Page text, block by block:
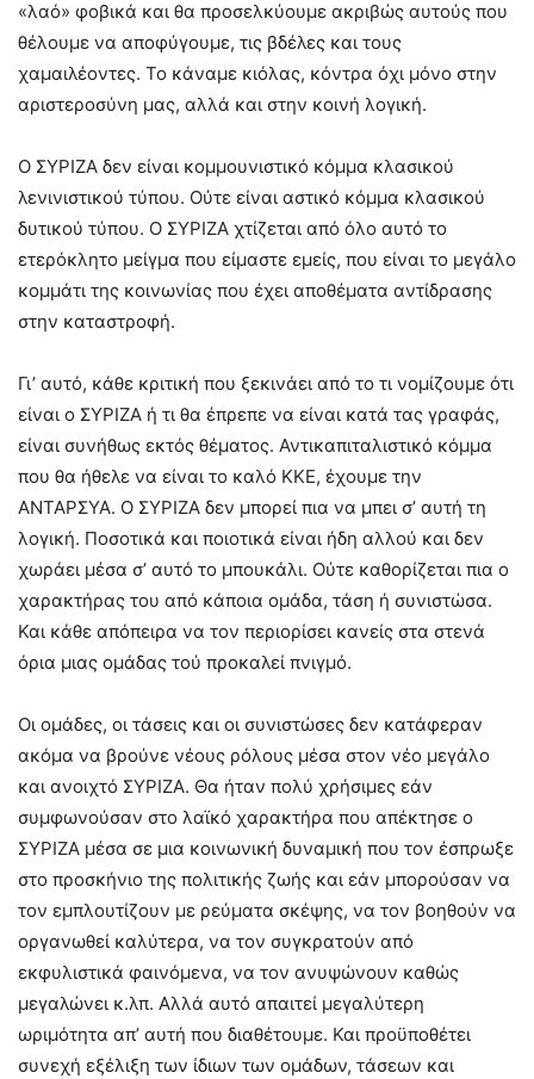
«λαό» φοβικά και θα προσελκύουμε ακριβώς αυτούς που
θέλουμε να αποφύγουμε, τις βδέλες και τους
χαμαιλέοντες. Το κάναμε κιόλας, κόντρα όχι μόνο στην
αριστεροσύνη μας, αλλά και στην κοινή λογική.
Ο ΣΥΡΙΖΑ δεν είναι κομμουνιστικό κόμμα κλασικού
λενινιστικού τύπου. Ούτε είναι αστικό κόμμα κλασικού
δυτικού τύπου. Ο ΣΥΡΙΖΑ χτίζεται από όλο αυτό το
ετερόκλητο μείγμα που είμαστε εμείς, που είναι το μεγάλο
κομμάτι της κοινωνίας που έχει αποθέματα αντίδρασης
στην καταστροφή.
Γι’ αυτό, κάθε κριτική που ξεκινάει από το τι νομίζουμε ότι
είναι ο ΣΥΡΙΖΑ ή τι θα έπρεπε να είναι κατά τας γραφάς,
είναι συνήθως εκτός θέματος. Αντικαπιταλιστικό κόμμα
που θα ήθελε να είναι το καλό ΚΚΕ, έχουμε την
ΑΝΤΑΡΣΥΑ. Ο ΣΥΡΙΖΑ δεν μπορεί πια να μπει σ’ αυτή τη
λογική. Ποσοτικά και ποιοτικά είναι ήδη αλλού και δεν
χωράει μέσα σ’ αυτό το μπουκάλι. Ούτε καθορίζεται πια ο
χαρακτήρας του από κάποια ομάδα, τάση ή συνιστώσα.
Και κάθε απόπειρα να τον περιορίσει κανείς στα στενά
όρια μιας ομάδας τού προκαλεί πνιγμό.
Οι ομάδες, οι τάσεις και οι συνιστώσες δεν κατάφεραν
ακόμα να βρούνε νέους ρόλους μέσα στον νέο μεγάλο
και ανοιχτό ΣΥΡΙΖΑ. Θα ήταν πολύ χρήσιμες εάν
συμφωνούσαν στο λαϊκό χαρακτήρα που απέκτησε ο
ΣΥΡΙΖΑ μέσα σε μια κοινωνική δυναμική που τον έσπρωξε
στο προσκήνιο της πολιτικής ζωής και εάν μπορούσαν να
τον εμπλουτίζουν με ρεύματα σκέψης, να τον βοηθούν να
οργανωθεί καλύτερα, να τον συγκρατούν από
εκφυλιστικά φαινόμενα, να τον ανυψώνουν καθώς
μεγαλώνει κ.λπ. Αλλά αυτό απαιτεί μεγαλύτερη
ωριμότητα απ’ αυτή που διαθέτουμε. Και προϋποθέτει
συνεχή εξέλιξη των ίδιων των ομάδων, τάσεων και